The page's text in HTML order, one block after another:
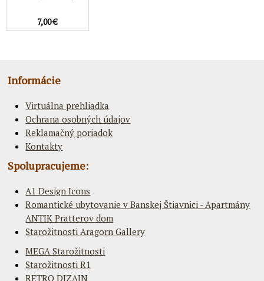
7,00 €
Informácie
Virtuálna prehliadka
Ochrana osobných údajov
Reklamačný poriadok
Kontakty
Spolupracujeme:
A1 Design Icons
Romantické ubytovanie v Banskej Štiavnici - Apartmány
ANTIK Pratterov dom
Starožitnosti Aragorn Gallery
MEGA Starožitnosti
Starožitnosti R1
RETRO DIZAJN